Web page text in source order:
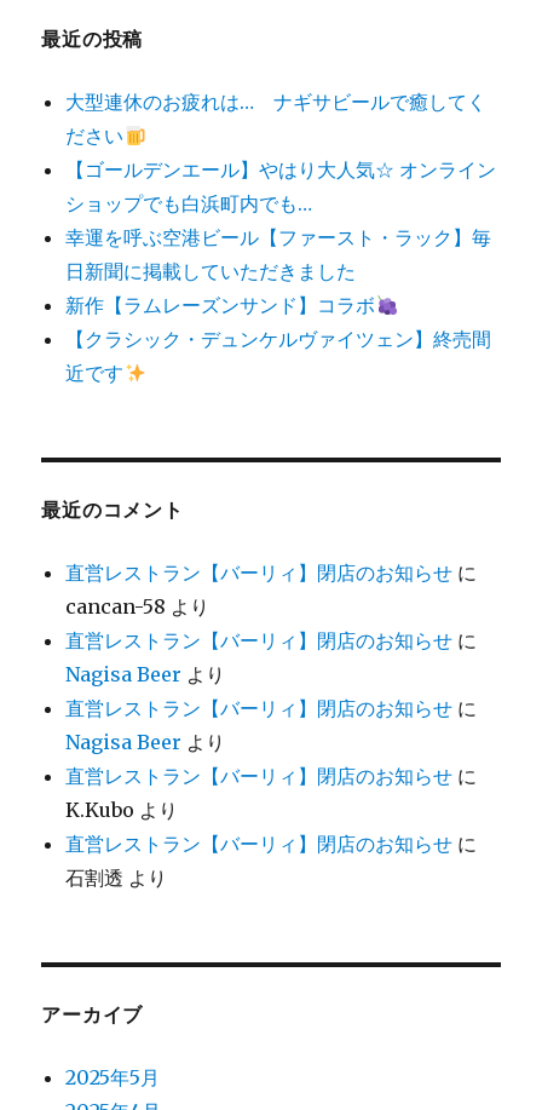
最近の投稿
大型連休のお疲れは… ナギサビールで癒してく
ださい
【ゴールデンエール】やはり大人気☆ オンライン
ショップでも白浜町内でも…
幸運を呼ぶ空港ビール【ファースト・ラック】毎
日新聞に掲載していただきました
新作【ラムレーズンサンド】コラボ
【クラシック・デュンケルヴァイツェン】終売間
近です
最近のコメント
直営レストラン【バーリィ】閉店のお知らせ に
cancan-58 より
直営レストラン【バーリィ】閉店のお知らせ に
Nagisa Beer より
直営レストラン【バーリィ】閉店のお知らせ に
Nagisa Beer より
直営レストラン【バーリィ】閉店のお知らせ に
K.Kubo より
直営レストラン【バーリィ】閉店のお知らせ に
石割透 より
アーカイブ
2025年5月